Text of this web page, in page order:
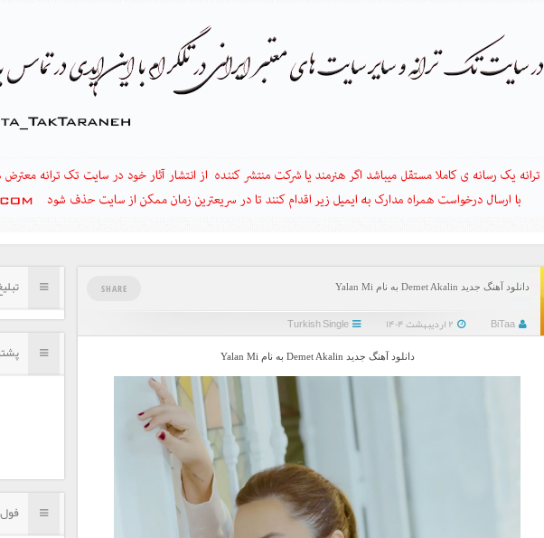
دانلود آهنگ جدید Demet Akalin به نام Yalan Mi
BiTaa
Turkish Single
SHARE
دانلود آهنگ جدید Demet Akalin به نام Yalan Mi